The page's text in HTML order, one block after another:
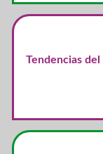
Tendencias